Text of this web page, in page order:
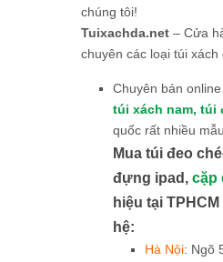
chúng tôi!
Tuixachda.net – Cửa
chuyên các loại túi xách
Chuyên bán
túi xách nam, túi
quốc rất nhiều
Mua túi đeo
đựng ipad, cặp
hiệu tại
hệ:
Hà Nội: Ngõ